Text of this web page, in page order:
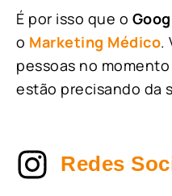
É por isso que o
o Marketing Médico.
pessoas no
estão precisando da
Redes